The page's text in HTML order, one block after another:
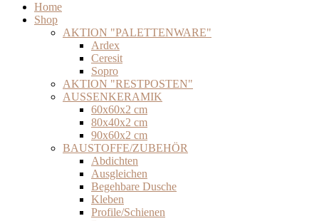
Home
Shop
AKTION "PALETTENWARE"
Ardex
Ceresit
Sopro
AKTION "RESTPOSTEN"
AUSSENKERAMIK
60x60x2 cm
80x40x2 cm
90x60x2 cm
BAUSTOFFE/ZUBEHÖR
Abdichten
Ausgleichen
Begehbare Dusche
Kleben
Profile/Schienen